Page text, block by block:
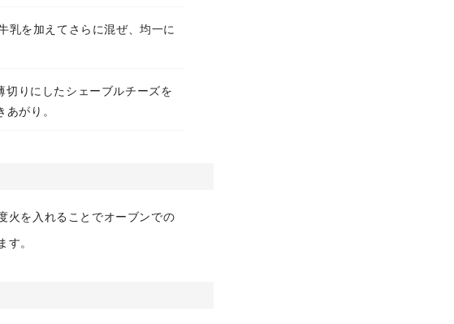
乳を加えてさらに混ぜ、均一に
りにしたシェーブルチーズを
がり。
火を入れることでオーブンでの
す。